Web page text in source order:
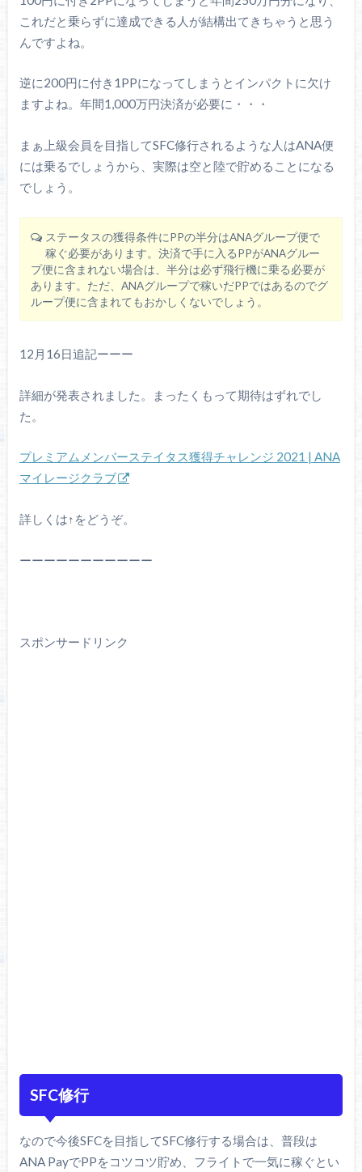
これだと乗らずに達成できる人が結構出てきちゃうと思う
んですよね。
逆に200円に付き1PPになってしまうとインパクトに欠け
ますよね。年間1,000万円決済が必要に・・・
まぁ上級会員を目指してSFC修行されるような人はANA便
には乗るでしょうから、実際は空と陸で貯めることになる
でしょう。
ステータスの獲得条件にPPの半分はANAグループ便で
稼ぐ必要があります。決済で手に入るPPがANAグルー
プ便に含まれない場合は、半分は必ず飛行機に乗る必要が
あります。ただ、ANAグループで稼いだPPではあるのでグ
ループ便に含まれてもおかしくないでしょう。
12月16日追記ーーー
詳細が発表されました。まったくもって期待はずれでし
た。
プレミアムメンバーステイタス獲得チャレンジ 2021 | ANA
マイレージクラブ
詳しくは↑をどうぞ。
ーーーーーーーーーーー
スポンサードリンク
SFC修行
なので今後SFCを目指してSFC修行する場合は、普段は
ANA PayでPPをコツコツ貯め、フライトで一気に稼ぐとい